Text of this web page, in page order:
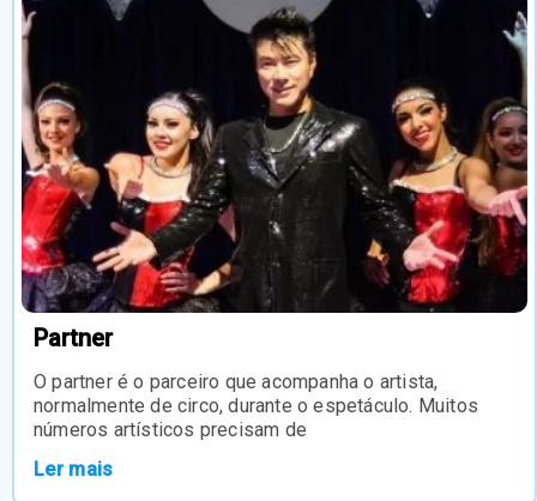
Partner
O partner é o parceiro que acompanha o artista,
normalmente de circo, durante o espetáculo. Muitos
números artísticos precisam de
Ler mais